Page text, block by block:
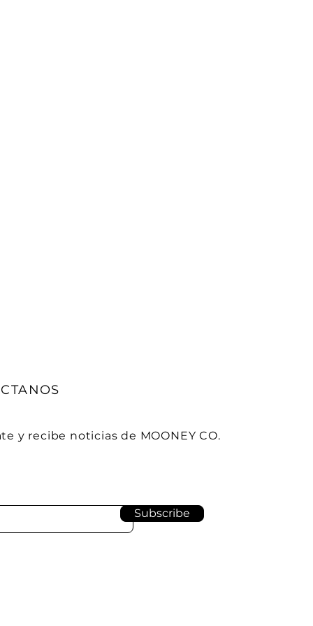
y recibe noticias de MOONEY CO.
Subscribe